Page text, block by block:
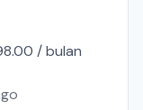
/bulan